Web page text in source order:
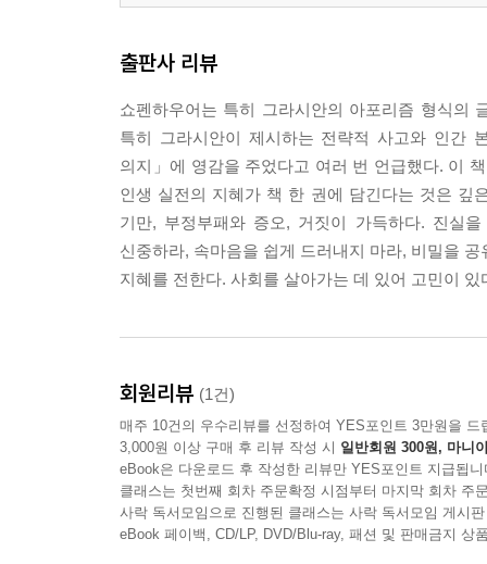
주요 결함을 파악하라 ·219
첫인상의 노예가 되지 마라 ·221
자신에게 필요한 것을 파악하라 ·232
지식보다 지혜를 중시하라 ·233
어리석음을 활용하라 ·234
농담을 할 때는 반응을 잘 살펴라 ·235
끝까지 밀고 나가라 ·236
뱀의 교활함과 비둘기의 순수함을 사용하라 ·237
출판사 리뷰
쇼펜하우어는 특히 그라시안의 아포리즘 형식의
특히 그라시안이 제시하는 전략적 사고와 인간
의지」에 영감을 주었다고 여러 번 언급했다. 이
인생 실전의 지혜가 책 한 권에 담긴다는 것은 깊
기만, 부정부패와 증오, 거짓이 가득하다. 진실
신중하라, 속마음을 쉽게 드러내지 마라, 비밀을
지혜를 전한다. 사회를 살아가는 데 있어 고민이
회원리뷰 (1건)
매주 10건의 우수리뷰를 선정하여 YES포인트 3만원을 드
3,000원 이상 구매 후 리뷰 작성 시 일반회원 300원, 마니
eBook은 다운로드 후 작성한 리뷰만 YES포인트 지급됩니
클래스는 첫번째 회차 주문확정 시점부터 마지막 회차 주
사락 독서모임으로 진행된 클래스는 사락 독서모임 게시
eBook 페이백, CD/LP, DVD/Blu-ray, 패션 및 판매금지 상